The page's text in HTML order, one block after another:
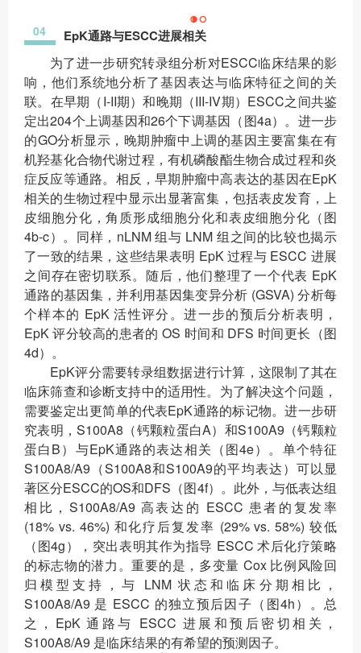
04 EpK通路与ESCC进展相关
为了进一步研究转录组分析对ESCC临床结果的影
响，他们系统地分析了基因表达与临床特征之间的关
联。在早期（I-II期）和晚期（III-IV期）ESCC之间共鉴
定出204个上调基因和26个下调基因（图4a）。进一步
的GO分析显示，晚期肿瘤中上调的基因主要富集在有
机羟基化合物代谢过程，有机磷酸酯生物合成过程和炎
症反应等通路。相反，早期肿瘤中高表达的基因在EpK
相关的生物过程中显示出显著富集，包括表皮发育，上
皮细胞分化，角质形成细胞分化和表皮细胞分化（图
4b-c）。同样，nLNM 组与 LNM 组之间的比较也揭示
了一致的结果，这些结果表明 EpK 过程与 ESCC 进展
之间存在密切联系。随后，他们整理了一个代表 EpK
通路的基因集，并利用基因集变异分析 (GSVA) 分析每
个样本的 EpK 活性评分。进一步的预后分析表明，
EpK 评分较高的患者的 OS 时间和 DFS 时间更长（图
4d）。
EpK评分需要转录组数据进行计算，这限制了其在
临床筛查和诊断支持中的适用性。为了解决这个问题，
需要鉴定出更简单的代表EpK通路的标记物。进一步研
究表明，S100A8（钙颗粒蛋白A）和S100A9（钙颗粒
蛋白B）与EpK通路的表达相关（图4e）。单个特征
S100A8/A9（S100A8和S100A9的平均表达）可以显
著区分ESCC的OS和DFS（图4f）。此外，与低表达组
相比，S100A8/A9 高表达的 ESCC 患者的复发率
(18% vs. 46%) 和化疗后复发率 (29% vs. 58%) 较低
（图4g），突出表明其作为指导 ESCC 术后化疗策略
的标志物的潜力。重要的是，多变量 Cox 比例风险回
归模型支持，与 LNM 状态和临床分期相比，
S100A8/A9 是 ESCC 的独立预后因子（图4h）。总
之，EpK 通路与 ESCC 进展和预后密切相关，
S100A8/A9 是临床结果的有希望的预测因子。